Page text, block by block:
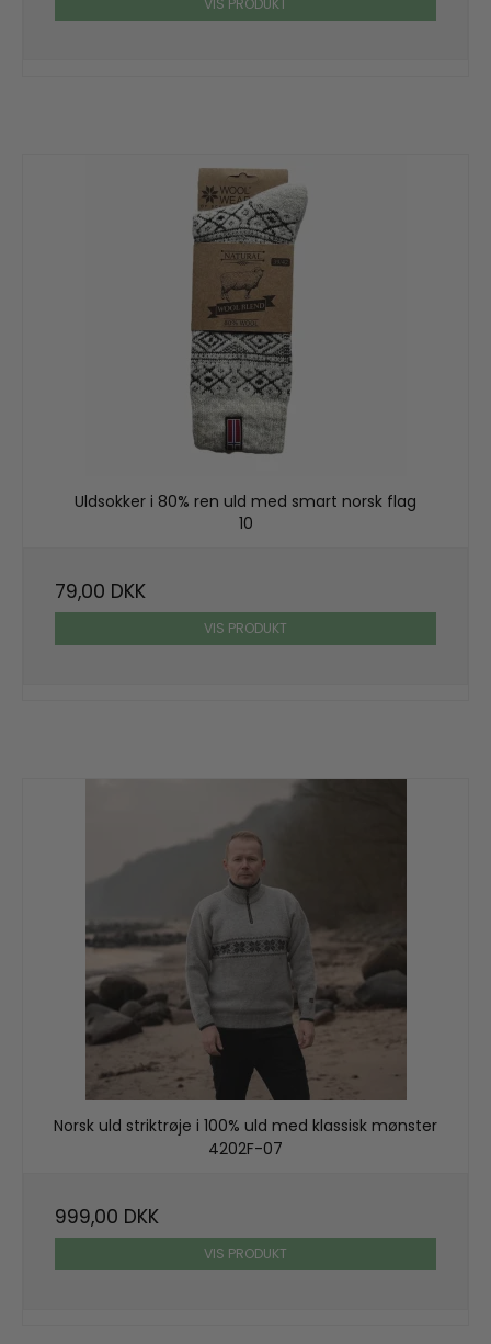
Uldsokker i 80% ren uld med smart norsk flag
10
79,00 DKK
VIS PRODUKT
Norsk uld striktrøje i 100% uld med klassisk mønster
4202F-07
999,00 DKK
VIS PRODUKT